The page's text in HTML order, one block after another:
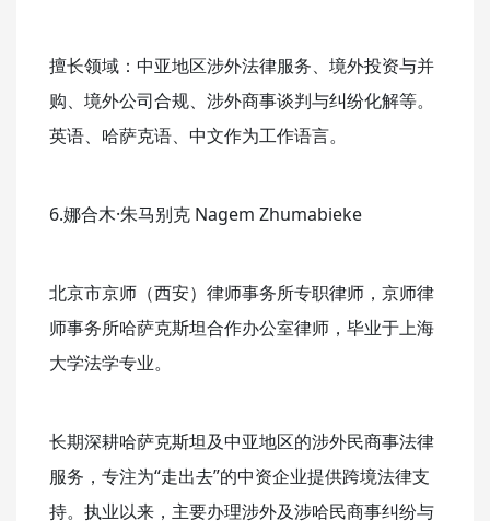
擅长领域：中亚地区涉外法律服务、境外投资与并
购、境外公司合规、涉外商事谈判与纠纷化解等。
英语、哈萨克语、中文作为工作语言。
6.娜合木·朱马别克 Nagem Zhumabieke
北京市京师（西安）律师事务所专职律师，京师律
师事务所哈萨克斯坦合作办公室律师，毕业于上海
大学法学专业。
长期深耕哈萨克斯坦及中亚地区的涉外民商事法律
服务，专注为“走出去”的中资企业提供跨境法律支
持。执业以来，主要办理涉外及涉哈民商事纠纷与